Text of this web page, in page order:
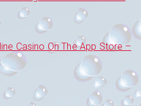
Casino On The App Store –